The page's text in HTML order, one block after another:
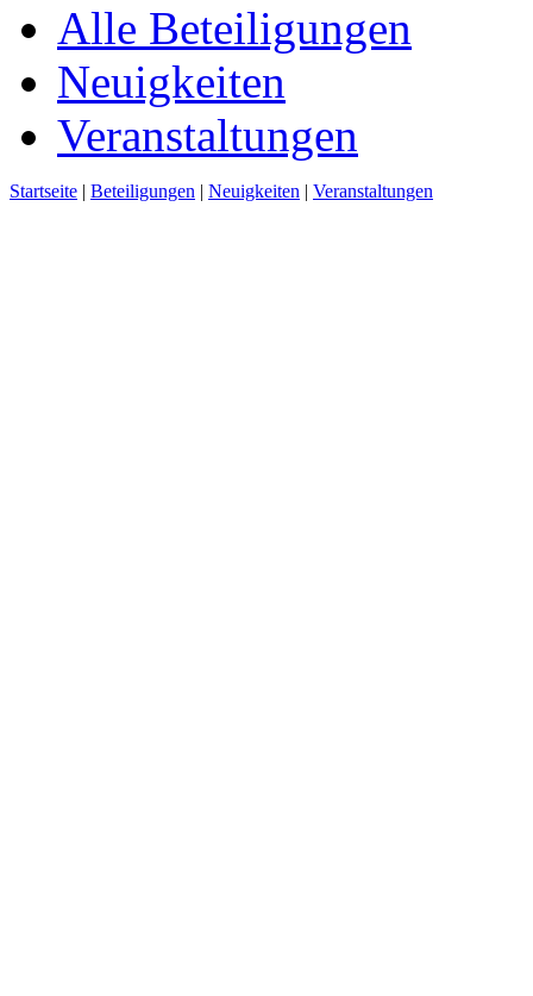
Alle Beteiligungen
Neuigkeiten
Veranstaltungen
Startseite | Beteiligungen | Neuigkeiten | Veranstaltungen